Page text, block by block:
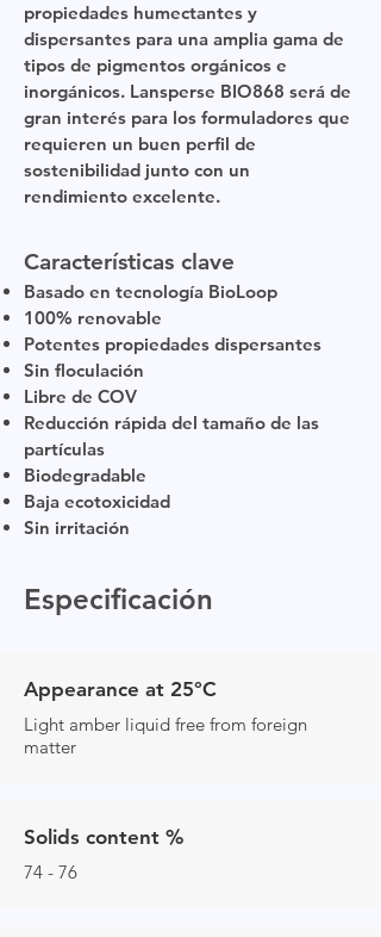
propiedades humectantes y
dispersantes para una amplia gama de
tipos de pigmentos orgánicos e
inorgánicos. Lansperse BIO868 será de
gran interés para los formuladores que
requieren un buen perfil de
sostenibilidad junto con un
rendimiento excelente.
Características clave
Basado en tecnología BioLoop
100% renovable
Potentes propiedades dispersantes
Sin floculación
Libre de COV
Reducción rápida del tamaño de las
partículas
Biodegradable
Baja ecotoxicidad
Sin irritación
Especificación
Appearance at 25°C
Light amber liquid free from foreign
matter
Solids content %
74 - 76